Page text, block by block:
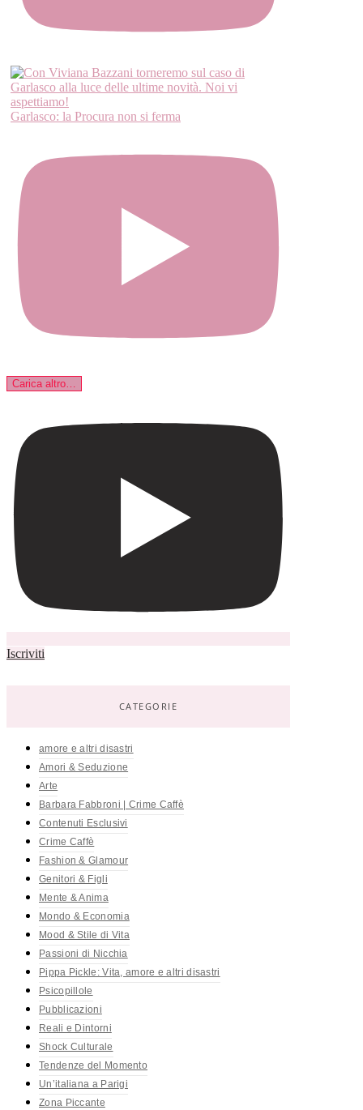
Garlasco: la Procura non si ferma
Carica altro…
Iscriviti
CATEGORIE
amore e altri disastri
Amori & Seduzione
Arte
Barbara Fabbroni | Crime Caffè
Contenuti Esclusivi
Crime Caffè
Fashion & Glamour
Genitori & Figli
Mente & Anima
Mondo & Economia
Mood & Stile di Vita
Passioni di Nicchia
Pippa Pickle: Vita, amore e altri disastri
Psicopillole
Pubblicazioni
Reali e Dintorni
Shock Culturale
Tendenze del Momento
Un’italiana a Parigi
Zona Piccante